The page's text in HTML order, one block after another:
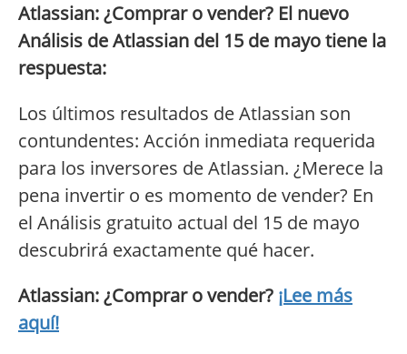
Atlassian: ¿Comprar o vender? El nuevo
Análisis de Atlassian del 15 de mayo tiene la
respuesta:
Los últimos resultados de Atlassian son
contundentes: Acción inmediata requerida
para los inversores de Atlassian. ¿Merece la
pena invertir o es momento de vender? En
el Análisis gratuito actual del 15 de mayo
descubrirá exactamente qué hacer.
Atlassian: ¿Comprar o vender? ¡Lee más
aquí!